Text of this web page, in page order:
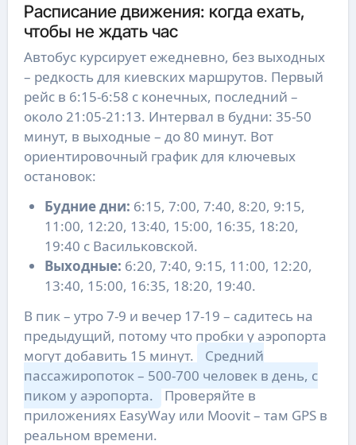
Расписание движения: когда ехать,
чтобы не ждать час
Автобус курсирует ежедневно, без выходных
– редкость для киевских маршрутов. Первый
рейс в 6:15-6:58 с конечных, последний –
около 21:05-21:13. Интервал в будни: 35-50
минут, в выходные – до 80 минут. Вот
ориентировочный график для ключевых
остановок:
Будние дни: 6:15, 7:00, 7:40, 8:20, 9:15,
11:00, 12:20, 13:40, 15:00, 16:35, 18:20,
19:40 с Васильковской.
Выходные: 6:20, 7:40, 9:15, 11:00, 12:20,
13:40, 15:00, 16:35, 18:20, 19:40.
В пик – утро 7-9 и вечер 17-19 – садитесь на
предыдущий, потому что пробки у аэропорта
могут добавить 15 минут.
Средний
пассажиропоток – 500-700 человек в день, с
пиком у аэропорта.
Проверяйте в
приложениях EasyWay или Moovit – там GPS в
реальном времени.